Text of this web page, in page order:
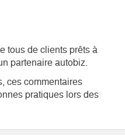
tous de clients prêts à
partenaire autobiz.
ces commentaires
pratiques lors des